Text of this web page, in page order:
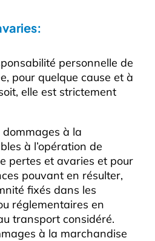
personnelle de
pour quelque cause et à
elle est strictement
dommages à la
à l’opération de
pertes et avaries et pour
pouvant en résulter,
fixés dans les
réglementaires en
transport considéré.
à la marchandise